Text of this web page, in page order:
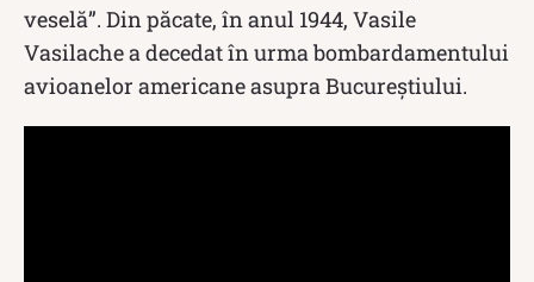
veselă”. Din păcate, în anul 1944, Vasile
Vasilache a decedat în urma bombardamentului
avioanelor americane asupra Bucureștiului.